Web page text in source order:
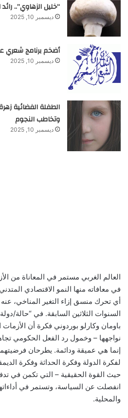
“خليل الزهاوي”..
ديسمبر 10, 2025
أضخم برنامج شعري
ديسمبر 10, 2025
الطفلة الفضائية
وتخاطب النجوم
ديسمبر 10, 2025
العالم الغربي مستمر في المعاناة من
في معافاته منها النمو الاقتصادي
أي تحرك منسق إزاء التغير المناخي،
السنوات الثلاثين السابقة. في “حالة/
باومان وكارلو بوردوني فكرة أن الأزمات
نواجهها – وخمول رد الفعل الحكومي
إنما هي عميقة ودائمة. يطرحان
لفكرة الدولة وفكرة الحداثة وفكرة
حيث القوة الحقيقية – التي تكمن في
انفصلت عن السياسة، وتستمر في
والمحلية.